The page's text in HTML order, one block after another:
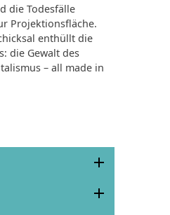
die Todesfälle
Projektionsfläche.
enthüllt die
die Gewalt des
– all made in